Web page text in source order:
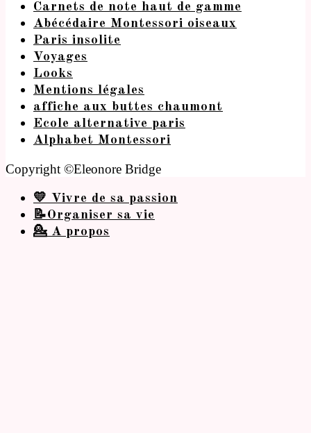
Carnets de note haut de gamme
Abécédaire Montessori oiseaux
Paris insolite
Voyages
Looks
Mentions légales
affiche aux buttes chaumont
Ecole alternative paris
Alphabet Montessori
Copyright ©Eleonore Bridge
💛 Vivre de sa passion
📝Organiser sa vie
💁 A propos